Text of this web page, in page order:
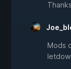
Mods